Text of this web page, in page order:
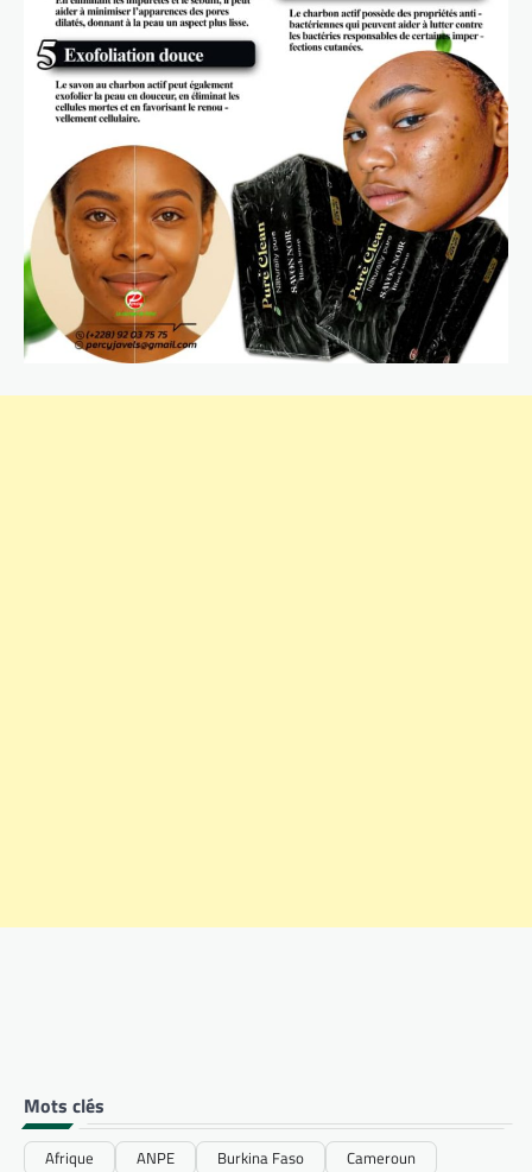
Mots clés
Afrique ANPE Burkina Faso
Cameroun